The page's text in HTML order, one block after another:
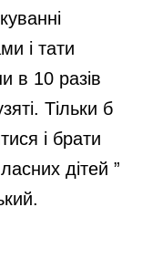
і тати
в 10 разів
Тільки б
і брати
дітей ”